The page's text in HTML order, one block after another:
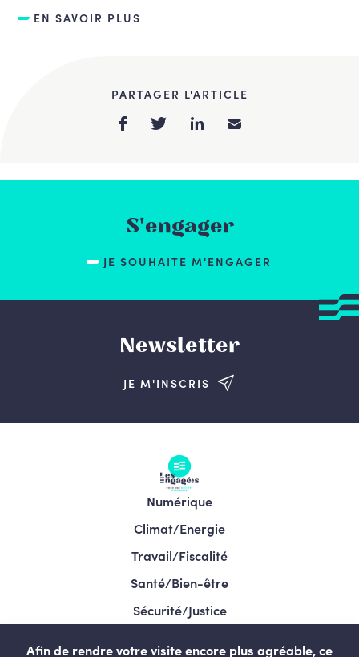
EN SAVOIR PLUS
PARTAGER L'ARTICLE
S'engager
JE SOUHAITE M'ENGAGER
Newsletter
JE M'INSCRIS
Numérique
Climat/Energie
Travail/Fiscalité
Santé/Bien-être
Sécurité/Justice
Afin de rendre votre visite encore plus agréable, ce